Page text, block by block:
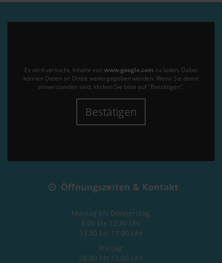
Es wird versucht, Inhalte von www.google.com zu laden. Dabei
können Daten an Dritte weitergegeben werden. Wenn Sie damit
einverstanden sind, klicken Sie bitte auf "Bestätigen".
Bestätigen
Öffnungszeiten & Kontakt
Montag bis Donnerstag:
8:00 bis 12:30 Uhr
13:30 bis 17:00 Uhr
Freitag:
08:00 bis 15:00 Uhr